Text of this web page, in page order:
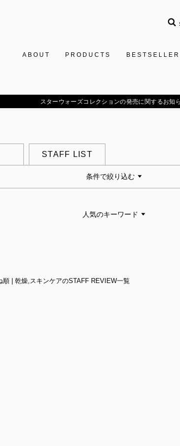
ABOUT PRODUCTS
スターウォーズコレクションの発売に関するお知
STAFF LIST
条件で絞り込む
人気のキーワード
| 乾燥,スキンケアのSTAFF REVIEW一覧